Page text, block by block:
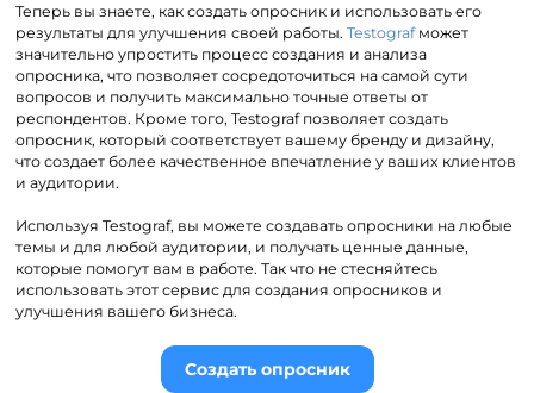
Теперь вы знаете, как создать опросник и использовать его
результаты для улучшения своей работы.Testografможет
значительно упростить процесс создания и анализа
опросника, что позволяет сосредоточиться на самой сути
вопросов и получить максимально точные ответы от
респондентов. Кроме того, Testograf позволяет создать
опросник, который соответствует вашему бренду и дизайну,
что создает более качественное впечатление у ваших клиентов
и аудитории.
Используя Testograf, вы можете создавать опросники на любые
темы и для любой аудитории, и получать ценные данные,
которые помогут вам в работе. Так что не стесняйтесь
использовать этот сервис для создания опросников и
улучшения вашего бизнеса.
Создать опросник